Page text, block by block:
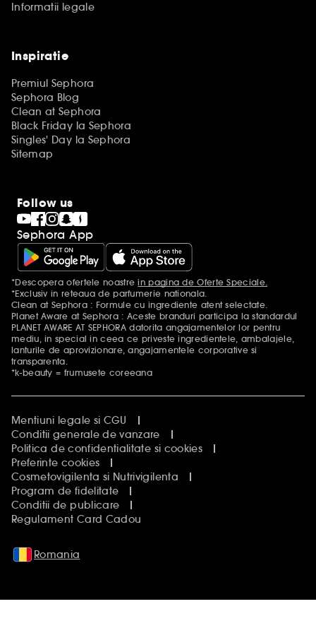
Informatii legale
Inspiratie
Premiul Sephora
Sephora Blog
Clean at Sephora
Black Friday la Sephora
Singles' Day la Sephora
Sitemap
Follow us
Sephora App
Mentiuni aditionale
*Descopera ofertele noastrein pagina de Oferte Speciale.
*Exclusiv in reteaua de parfumerie nationala.
Clean at Sephora : Formule cu ingrediente atent selectate.
Planet Aware at Sephora : Aceste branduri participa la standardul
PLANET AWARE AT SEPHORA datorita angajamentelor lor pentru
mediu, in special in ceea ce priveste ingredientele, ambalajele,
lanturile de aprovizionare, angajamentele corporative si
transparenta.
*k-beauty = frumusete coreeana
Mentiuni legale si CGU
Conditii generale de vanzare
Politica de confidentialitate si cookies
Preferinte cookies
Cosmetovigilenta si Nutrivigilenta
Program de fidelitate
Conditii de publicare
Regulament Card Cadou
Romania